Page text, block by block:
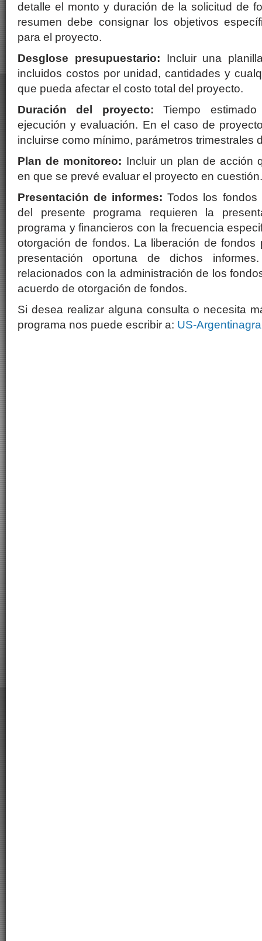
detalle el monto y duración de la solicitud de
resumen debe consignar los objetivos
para el proyecto.
Desglose presupuestario: Incluir una
incluidos costos por unidad, cantidades y
que pueda afectar el costo total del proyecto.
Duración del proyecto: Tiempo
ejecución y evaluación. En el caso de
incluirse como mínimo, parámetros trimestrales
Plan de monitoreo: Incluir un plan de acción
en que se prevé evaluar el proyecto en cuestión.
Presentación de informes: Todos los
del presente programa requieren la
programa y financieros con la frecuencia
otorgación de fondos. La liberación de
presentación oportuna de dichos
relacionados con la administración de los
acuerdo de otorgación de fondos.
Si desea realizar alguna consulta o necesita
programa nos puede escribir a: US-